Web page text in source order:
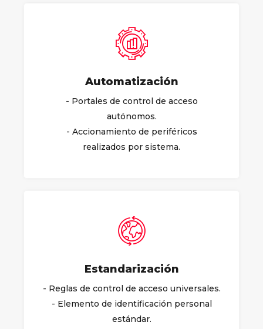
Automatización
- Portales de control de acceso
autónomos.
- Accionamiento de periféricos
realizados por sistema.
Estandarización
- Reglas de control de acceso universales.
- Elemento de identificación personal
estándar.